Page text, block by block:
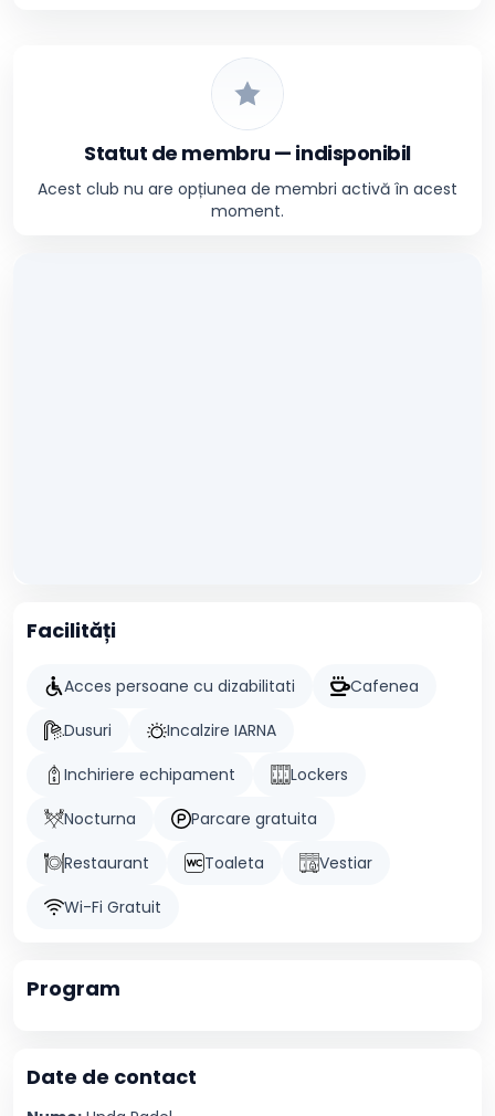
Statut de membru — indisponibil
Acest club nu are opțiunea de membri activă în acest
moment.
Facilități
Acces persoane cu dizabilitati
Cafenea
Dusuri
Incalzire IARNA
Inchiriere echipament
Lockers
Nocturna
Parcare gratuita
Restaurant
Toaleta
Vestiar
Wi-Fi Gratuit
Program
Date de contact